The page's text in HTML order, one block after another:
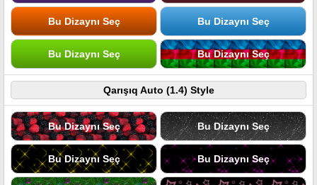
Bu Dizaynı Seç Bu Dizaynı Seç
Bu Dizaynı Seç Bu Dizaynı Seç
Qarışıq Auto (1.4) Style
Bu Dizaynı Seç Bu Dizaynı Seç
Bu Dizaynı Seç Bu Dizaynı Seç